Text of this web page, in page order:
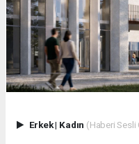
Erkek| Kadın (Haberi Sesli